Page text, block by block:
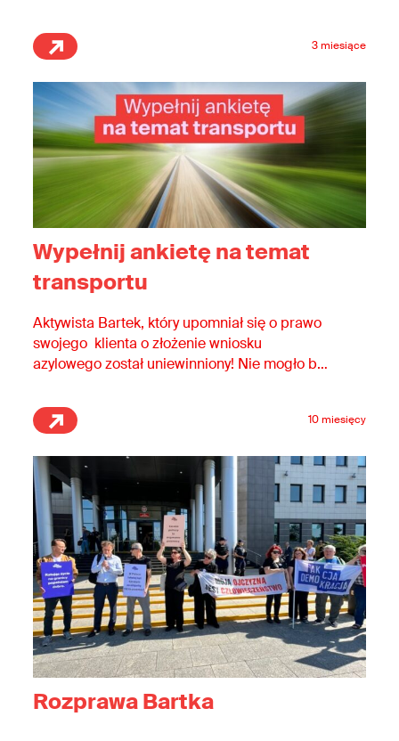
3 miesiące
Wypełnij ankietę na temat
transportu
Aktywista Bartek, który upomniał się o prawo
swojego klienta o złożenie wniosku
azylowego został uniewinniony! Nie mogło być
10 miesięcy
Rozprawa Bartka